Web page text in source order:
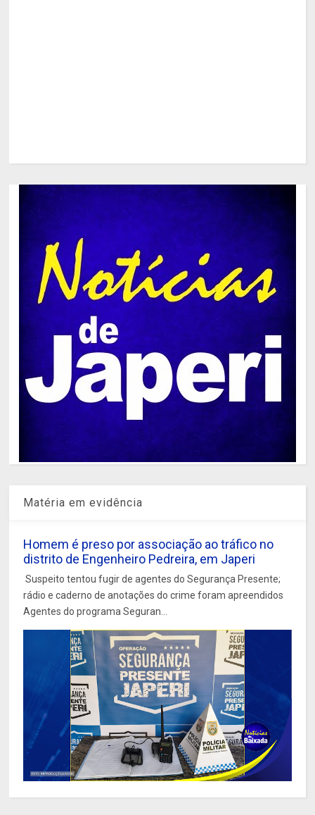
Matéria em evidência
Homem é preso por associação ao tráfico no
distrito de Engenheiro Pedreira, em Japeri
Suspeito tentou fugir de agentes do Segurança Presente;
rádio e caderno de anotações do crime foram apreendidos
Agentes do programa Seguran...